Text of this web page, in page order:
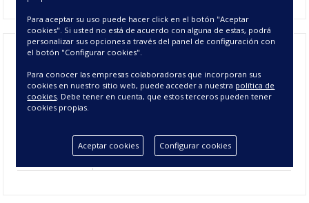
Composición 100% POLIÉSTER
Tamaño
105 cm, 135 cm, 150 cm, 180 cm, 200
AGUAMARINA, CELESTE
225
Para aceptar su uso puede hacer click en el botón "Aceptar
cookies". Si usted no está de acuerdo con alguna de estas, podrá
personalizar sus opciones a través del panel de configuración con
el botón "Configurar cookies".
Para conocer las empresas colaboradoras que incorporan sus
cookies en nuestro sitio web, puede acceder a nuestra política de
cookies . Debe tener en cuenta, que estos terceros pueden tener
cookies propias.
Aceptar cookies Configurar cookies